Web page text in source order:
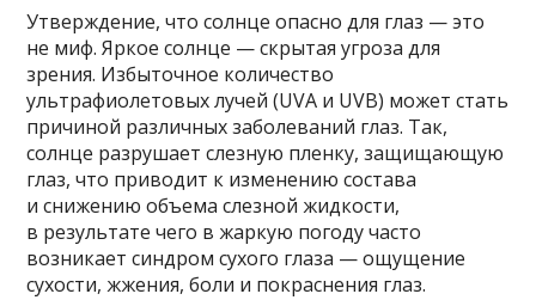
Утверждение, что солнце опасно для глаз — это
не миф. Яркое солнце — скрытая угроза для
зрения. Избыточное количество
ультрафиолетовых лучей (UVA и UVB) может стать
причиной различных заболеваний глаз. Так,
солнце разрушает слезную пленку, защищающую
глаз, что приводит к изменению состава
и снижению объема слезной жидкости,
в результате чего в жаркую погоду часто
возникает синдром сухого глаза — ощущение
сухости, жжения, боли и покраснения глаз.